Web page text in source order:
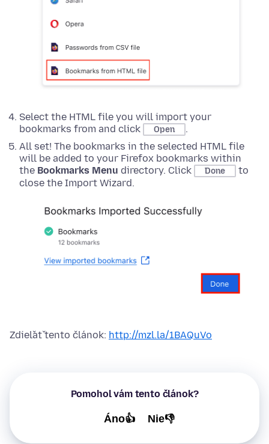
Select the HTML file you will import your
bookmarks from and click
Open
.
All set! The bookmarks in the selected HTML file
will be added to your Firefox bookmarks within
the Bookmarks Menu directory. Click Done
to
close the Import Wizard.
Zdieľať tento článok: http://mzl.la/1BAQuVo
Pomohol vám tento článok?
Áno👍 Nie👎